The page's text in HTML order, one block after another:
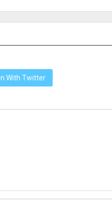
With Twitter